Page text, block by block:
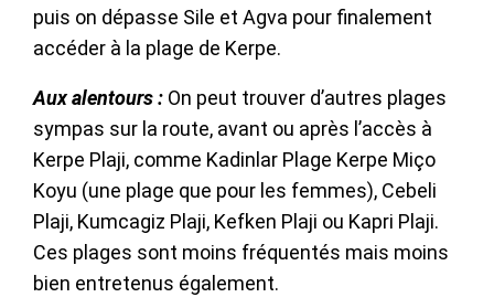
puis on dépasse Sile et Agva pour finalement
accéder à la plage de Kerpe.
Aux alentours : On peut trouver d’autres plages
sympas sur la route, avant ou après l’accès à
Kerpe Plaji, comme Kadinlar Plage Kerpe Miço
Koyu (une plage que pour les femmes), Cebeli
Plaji, Kumcagiz Plaji, Kefken Plaji ou Kapri Plaji.
Ces plages sont moins fréquentés mais moins
bien entretenus également.